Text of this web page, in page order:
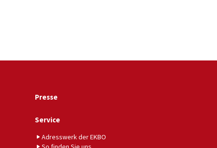
Presse
Service
Adresswerk der EKBO